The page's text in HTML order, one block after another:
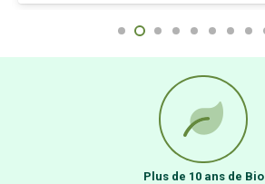
Plus de 10 ans de Bio